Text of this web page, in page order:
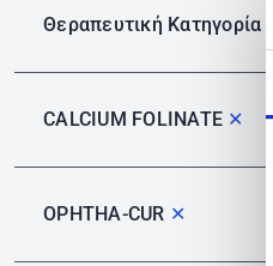
Θεραπευτική Κατηγορία
CALCIUM FOLINATE ✕
OPHTHA-CUR ✕